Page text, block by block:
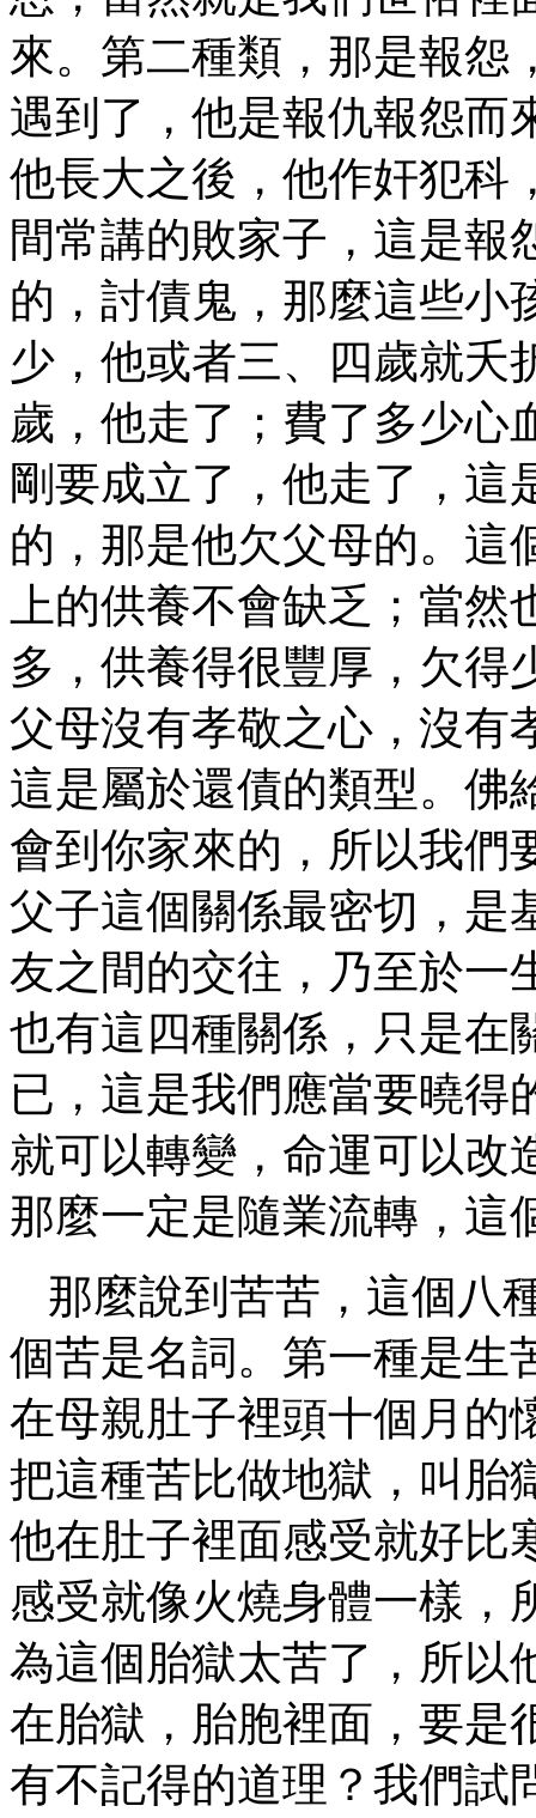
來。第二種類，那是報怨
遇到了，他是報仇報怨而
他長大之後，他作奸犯科
間常講的敗家子，這是報
的，討債鬼，那麼這些小
少，他或者三、四歲就夭
歲，他走了；費了多少心
剛要成立了，他走了，這
的，那是他欠父母的。這
上的供養不會缺乏；當
多，供養得很豐厚，欠得
父母沒有孝敬之心，沒有
這是屬於還債的類型。佛
會到你家來的，所以我們
父子這個關係最密切，是
友之間的交往，乃至於一
也有這四種關係，只是在
已，這是我們應當要曉得
就可以轉變，命運可以改
那麼一定是隨業流轉，這
那麼說到苦苦，這個八
個苦是名詞。第一種是生
在母親肚子裡頭十個月的
把這種苦比做地獄，叫胎
他在肚子裡面感受就好比
感受就像火燒身體一樣，
為這個胎獄太苦了，所以
在胎獄，胎胞裡面，要是
有不記得的道理？我們試